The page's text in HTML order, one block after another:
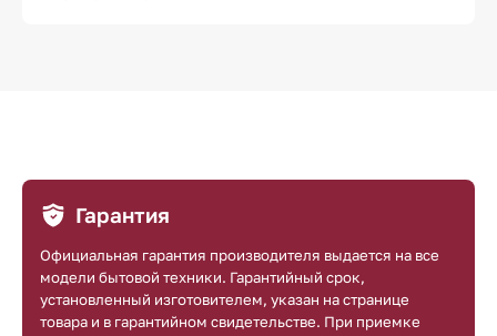
Гарантия
Официальная гарантия производителя выдается на все
модели бытовой техники. Гарантийный срок,
установленный изготовителем, указан на странице
товара и в гарантийном свидетельстве. При приемке